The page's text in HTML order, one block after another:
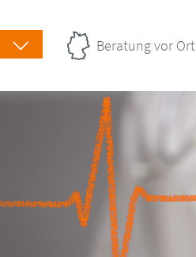
Beratung vor Ort